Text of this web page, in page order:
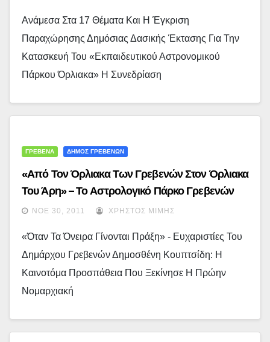
Ανάμεσα Στα 17 Θέματα Και Η Έγκριση
Παραχώρησης Δημόσιας Δασικής Έκτασης Για Την
Κατασκευή Του «Εκπαιδευτικού Αστρονομικού
Πάρκου Όρλιακα» Η Συνεδρίαση
ΓΡΕΒΕΝΑ ΔΗΜΟΣ ΓΡΕΒΕΝΩΝ
«Από Τον Όρλιακα Των Γρεβενών Στον Όρλιακα
Του Άρη» – Το Αστρολογικό Πάρκο Γρεβενών
Στο ΕΣΠΑ…
ΝΟΈ 30, 2011 ΧΡΉΣΤΟΣ ΜΊΜΗΣ
«Όταν Τα Όνειρα Γίνονται Πράξη» - Ευχαριστίες Του
Δημάρχου Γρεβενών Δημοσθένη Κουπτσίδη: Η
Καινοτόμα Προσπάθεια Που Ξεκίνησε Η Πρώην
Νομαρχιακή